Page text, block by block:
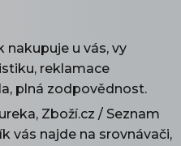
nakupuje u vás, vy
reklamace
plná zodpovědnost.
Zboží.cz / Seznam
vás najde na srovnávači,